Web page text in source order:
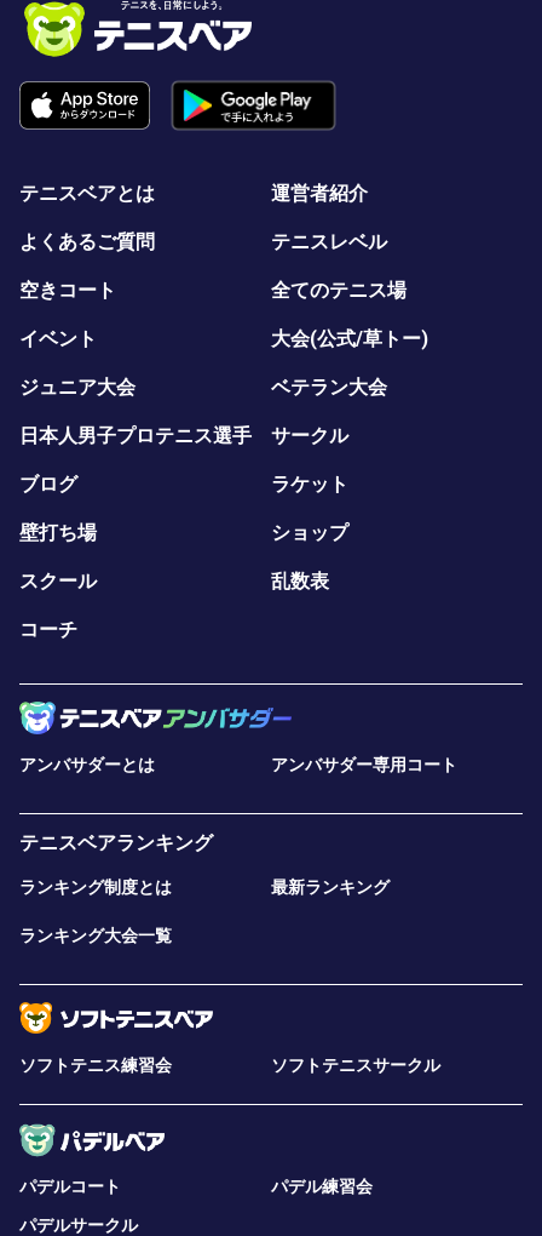
テニスベアとは 運営者紹介
よくあるご質問 テニスレベル
空きコート 全てのテニス場
イベント 大会(公式/草トー)
ジュニア大会 ベテラン大会
日本人男子プロテニス選手 サークル
ブログ ラケット
壁打ち場 ショップ
スクール 乱数表
コーチ
アンバサダーとは アンバサダー専用コート
テニスベアランキング
ランキング制度とは 最新ランキング
ランキング大会一覧
ソフトテニス練習会 ソフトテニスサークル
パデルコート
パデル練習会
パデルサークル